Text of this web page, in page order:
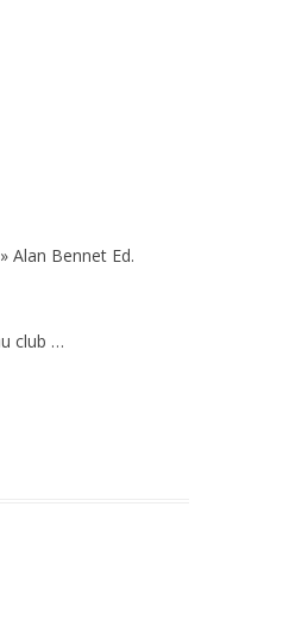
Alan Bennet Ed.
club …